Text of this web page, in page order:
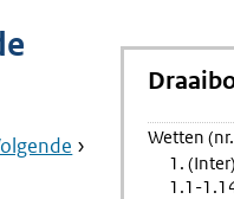
Pagina:
Wetten
1.
1.1-